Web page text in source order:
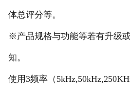
体总评分等。
※产品规格与功能等若有升级
知。
使用3频率（